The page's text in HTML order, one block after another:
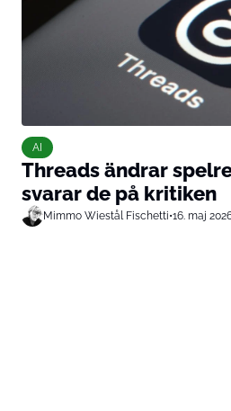
AI
Threads ändrar
svarar de på kritiken
Mimmo Wiestål Fischetti•16. maj